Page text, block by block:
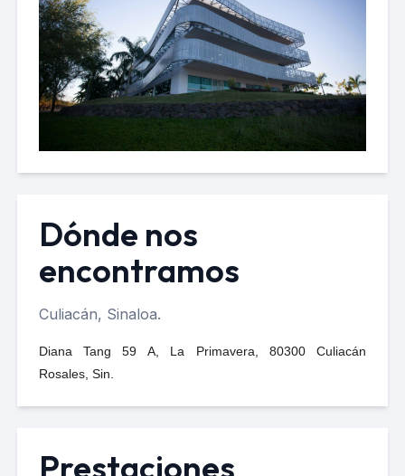
Dónde nos
encontramos
Culiacán, Sinaloa.
Diana Tang 59 A, La Primavera, 80300 Culiacán
Rosales, Sin.
Prestaciones